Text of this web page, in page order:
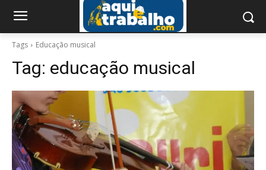
Tags Educação musical
Tag: educação musical